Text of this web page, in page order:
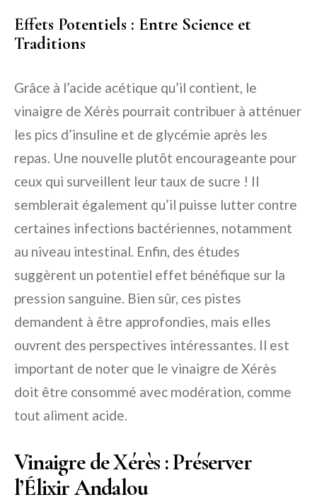
Effets Potentiels : Entre Science et
Traditions
Grâce à l’acide acétique qu’il contient, le
vinaigre de Xérès pourrait contribuer à atténuer
les pics d’insuline et de glycémie après les
repas. Une nouvelle plutôt encourageante pour
ceux qui surveillent leur taux de sucre ! Il
semblerait également qu’il puisse lutter contre
certaines infections bactériennes, notamment
au niveau intestinal. Enfin, des études
suggèrent un potentiel effet bénéfique sur la
pression sanguine. Bien sûr, ces pistes
demandent à être approfondies, mais elles
ouvrent des perspectives intéressantes. Il est
important de noter que le vinaigre de Xérès
doit être consommé avec modération, comme
tout aliment acide.
Vinaigre de Xérès : Préserver
l’Élixir Andalou